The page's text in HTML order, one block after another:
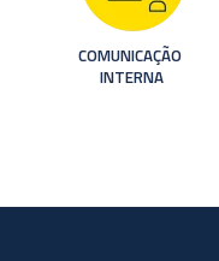
COMUNICAÇÃO
INTERNA